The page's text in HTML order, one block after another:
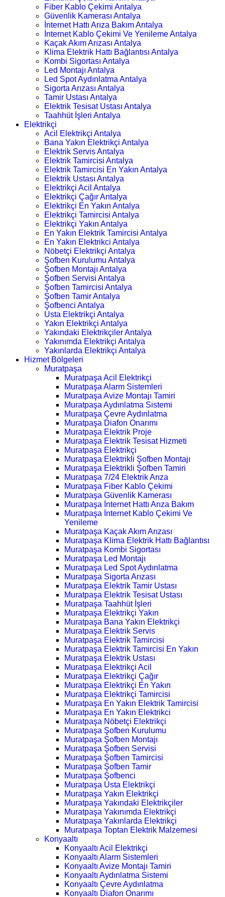
Fiber Kablo Çekimi Antalya
Güvenlik Kamerası Antalya
İnternet Hattı Arıza Bakım Antalya
İnternet Kablo Çekimi Ve Yenileme Antalya
Kaçak Akım Arızası Antalya
Klima Elektrik Hattı Bağlantısı Antalya
Kombi Sigortası Antalya
Led Montajı Antalya
Led Spot Aydınlatma Antalya
Sigorta Arızası Antalya
Tamir Ustası Antalya
Elektrik Tesisat Ustası Antalya
Taahhüt İşleri Antalya
Elektrikçi
Acil Elektrikçi Antalya
Bana Yakın Elektrikçi Antalya
Elektrik Servis Antalya
Elektrik Tamircisi Antalya
Elektrik Tamircisi En Yakın Antalya
Elektrik Ustası Antalya
Elektrikçi Acil Antalya
Elektrikçi Çağır Antalya
Elektrikçi En Yakın Antalya
Elektrikçi Tamircisi Antalya
Elektrikçi Yakın Antalya
En Yakın Elektrik Tamircisi Antalya
En Yakın Elektrikci Antalya
Nöbetçi Elektrikçi Antalya
Şofben Kurulumu Antalya
Şofben Montajı Antalya
Şofben Servisi Antalya
Şofben Tamircisi Antalya
Şofben Tamir Antalya
Şofbenci Antalya
Usta Elektrikçi Antalya
Yakın Elektrikçi Antalya
Yakındaki Elektrikçiler Antalya
Yakınımda Elektrikçi Antalya
Yakınlarda Elektrikçi Antalya
Hizmet Bölgeleri
Muratpaşa
Muratpaşa Acil Elektrikçi
Muratpaşa Alarm Sistemleri
Muratpaşa Avize Montajı Tamiri
Muratpaşa Aydınlatma Sistemi
Muratpaşa Çevre Aydınlatma
Muratpaşa Diafon Onarımı
Muratpaşa Elektrik Proje
Muratpaşa Elektrik Tesisat Hizmeti
Muratpaşa Elektrikçi
Muratpaşa Elektrikli Şofben Montajı
Muratpaşa Elektrikli Şofben Tamiri
Muratpaşa 7/24 Elektrik Arıza
Muratpaşa Fiber Kablo Çekimi
Muratpaşa Güvenlik Kamerası
Muratpaşa İnternet Hattı Arıza Bakım
Muratpaşa İnternet Kablo Çekimi Ve
Yenileme
Muratpaşa Kaçak Akım Arızası
Muratpaşa Klima Elektrik Hattı Bağlantısı
Muratpaşa Kombi Sigortası
Muratpaşa Led Montajı
Muratpaşa Led Spot Aydınlatma
Muratpaşa Sigorta Arızası
Muratpaşa Elektrik Tamir Ustası
Muratpaşa Elektrik Tesisat Ustası
Muratpaşa Taahhüt İşleri
Muratpaşa Elektrikçi Yakın
Muratpaşa Bana Yakın Elektrikçi
Muratpaşa Elektrik Servis
Muratpaşa Elektrik Tamircisi
Muratpaşa Elektrik Tamircisi En Yakın
Muratpaşa Elektrik Ustası
Muratpaşa Elektrikçi Acil
Muratpaşa Elektrikçi Çağır
Muratpaşa Elektrikçi En Yakın
Muratpaşa Elektrikçi Tamircisi
Muratpaşa En Yakın Elektrik Tamircisi
Muratpaşa En Yakın Elektrikci
Muratpaşa Nöbetçi Elektrikçi
Muratpaşa Şofben Kurulumu
Muratpaşa Şofben Montajı
Muratpaşa Şofben Servisi
Muratpaşa Şofben Tamircisi
Muratpaşa Şofben Tamir
Muratpaşa Şofbenci
Muratpaşa Usta Elektrikçi
Muratpaşa Yakın Elektrikçi
Muratpaşa Yakındaki Elektrikçiler
Muratpaşa Yakınımda Elektrikçi
Muratpaşa Yakınlarda Elektrikçi
Muratpaşa Toptan Elektrik Malzemesi
Konyaaltı
Konyaaltı Acil Elektrikçi
Konyaaltı Alarm Sistemleri
Konyaaltı Avize Montajı Tamiri
Konyaaltı Aydınlatma Sistemi
Konyaaltı Çevre Aydınlatma
Konyaaltı Diafon Onarımı